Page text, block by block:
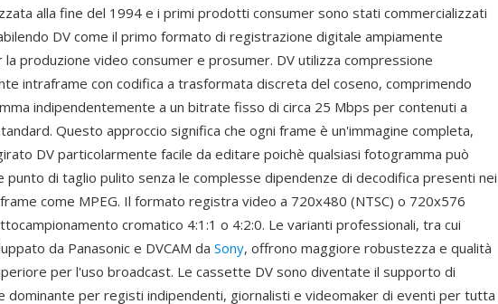
alla fine del 1994 e i primi prodotti consumer sono stati commercializzati
DV come il primo formato di registrazione digitale ampiamente
produzione video consumer e prosumer. DV utilizza compressione
intraframe con codifica a trasformata discreta del coseno, comprimendo
indipendentemente a un bitrate fisso di circa 25 Mbps per contenuti a
Questo approccio significa che ogni frame è un'immagine completa,
DV particolarmente facile da editare poichè qualsiasi fotogramma può
punto di taglio pulito senza le complesse dipendenze di decodifica presenti nei
come MPEG. Il formato registra video a 720x480 (NTSC) o 720x576
cromatico 4:1:1 o 4:2:0. Le varianti professionali, tra cui
da Panasonic e DVCAM da Sony, offrono maggiore robustezza e qualità
per l'uso broadcast. Le cassette DV sono diventate il supporto di
dominante per registi indipendenti, giornalisti e videomaker di eventi per tutta